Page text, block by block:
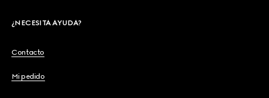
¿NECESITA AYUDA?
Contacto
Mi pedido